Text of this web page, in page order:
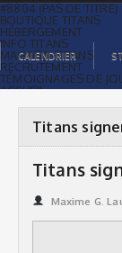
#8804 (PAS DE TITRE)
BOUTIQUE TITANS
HÉBERGEMENT
INFO TITANS
MAGASIN TITANS
RECRUTEMENT
TÉMOIGNAGES DE
ACCUEIL
GALERIE PHOTOS
STATISTIQUES
ORGANISATION
CALENDRIER
COMMANDITAIRES
STATISTIQUES DE LA
CALENDRIER
Titans
Titans
Maxime G.